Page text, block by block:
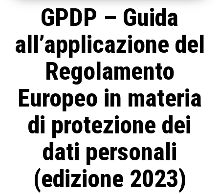
GPDP – Guida
all’applicazione del
Regolamento
Europeo in materia
di protezione dei
dati personali
(edizione 2023)